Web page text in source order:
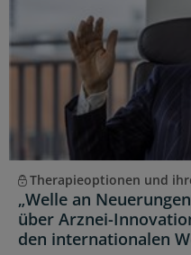
Therapieoptionen und
„Welle an
über Arznei-
den internationalen